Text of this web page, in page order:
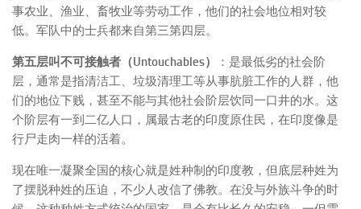
事农业、渔业、畜牧业等劳动工作，他们的社会地位相对较
低。军队中的士兵都来自第三第四层。
第五层叫不可接触者（Untouchables）
：是最低劣的社会阶
层，通常是指清洁工、垃圾清理工等从事肮脏工作的人群，他
们的地位下贱，甚至不能与其他社会阶层饮同一口井的水。这
个阶层有一到二亿人口，属最古老的印度原住民，在印度像是
行尸走肉一样的活着。
现在唯一凝聚全国的核心就是姓种制的印度教，但底层种姓为
了摆脱种姓的压迫，不少人改信了佛教。在没与外族斗争的时